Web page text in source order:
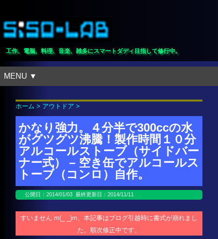
工作、電脳、料理、音楽、雑多にスマートダディ目指して修行中。
MENU ▼
ホーム > アウトドア >
かなり強力。４分半で300ccの水
がグツグツ沸騰！製作時間１０分
アルコールストーブ（サイドバー
ナー式） – 空き缶でアルコールス
トーブ（コンロ）自作。
公開日：2014/01/03 最終更新日：2014/11/11
すいません m(_ _)m、本記事はブログ引越時に書式が崩れまし
た。順次修正中です。